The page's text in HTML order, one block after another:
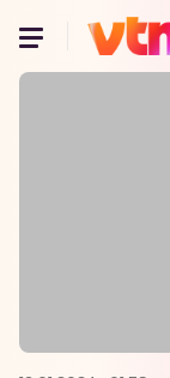
Oeps,